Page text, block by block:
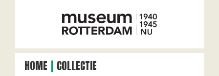
HOME COLLECTIE